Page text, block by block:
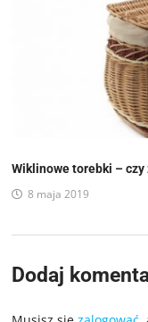
Wiklinowe torebki – czy
8 maja 2019
Dodaj